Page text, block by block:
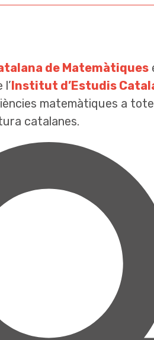
de Matemàtiques
Institut d’Estudis
matemàtiques a
catalanes.